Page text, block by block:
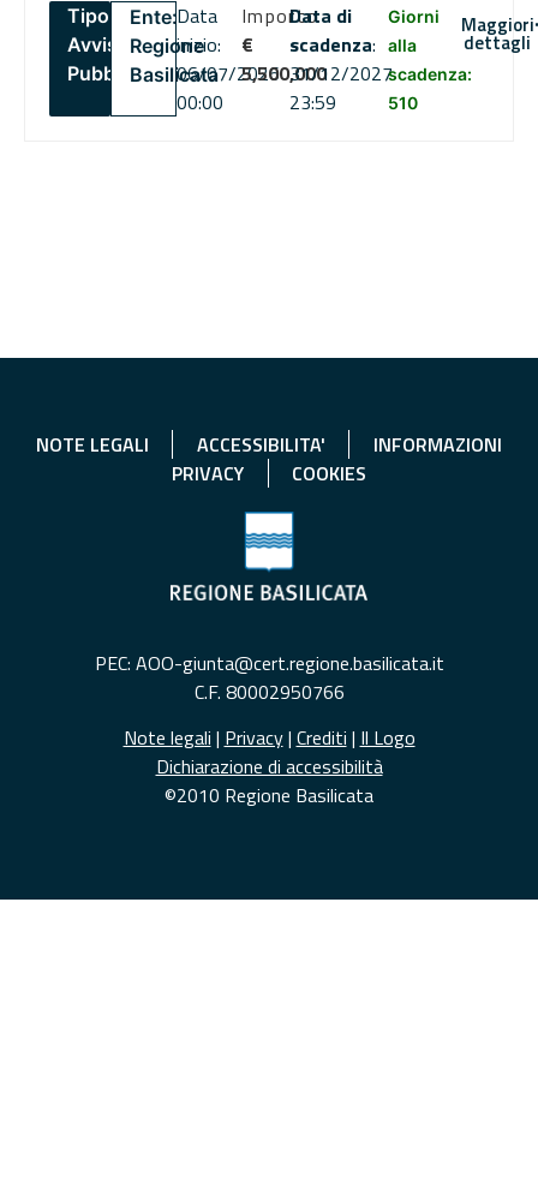
Tipo:
Avviso
Pubblico
Ente:
Regione
Basilicata
Data
inizio:
06/07/2026
00:00
Importo
€
5,500,000
Data di
scadenza:
31/12/2027
23:59
Giorni
alla
scadenza:
510
Maggiori
dettagli
NOTE LEGALI ACCESSIBILITA'
INFORMAZIONI
PRIVACY
COOKIES
PEC: AOO-giunta@cert.regione.basilicata.it
C.F. 80002950766
Note legali | Privacy| Crediti | Il Logo
Dichiarazione di accessibilità
©2010 Regione Basilicata